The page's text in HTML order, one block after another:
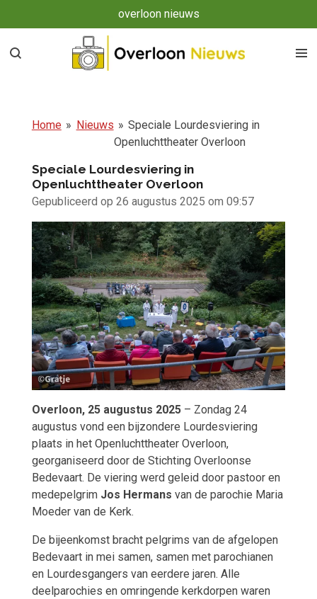
direct
naar
overloon nieuws
Home » Nieuws » Speciale Lourdesviering in
Openluchttheater Overloon
Speciale Lourdesviering in
Openluchttheater Overloon
Gepubliceerd op 26 augustus 2025 om 09:57
Overloon, 25 augustus 2025– Zondag 24
augustus vond een bijzondere Lourdesviering
plaats in het Openluchttheater Overloon,
georganiseerd door de Stichting Overloonse
Bedevaart. De viering werd geleid door pastoor en
medepelgrim Jos Hermans van de parochie Maria
Moeder van de Kerk.
De bijeenkomst bracht pelgrims van de afgelopen
Bedevaart in mei samen, samen met parochianen
en Lourdesgangers van eerdere jaren. Alle
deelparochies en omringende kerkdorpen waren